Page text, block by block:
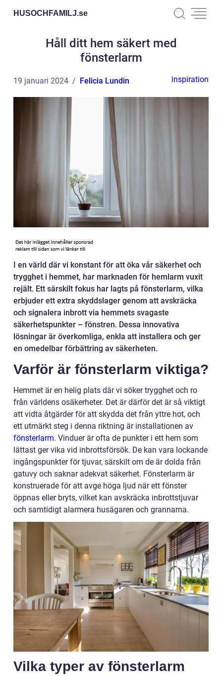
HUSOCHFAMILJ.se
Håll ditt hem säkert med
fönsterlarm
19 januari 2024 Felicia Lundin inspiration
I en värld där vi konstant för att öka vår säkerhet och
trygghet i hemmet, har marknaden för hemlarm vuxit
rejält. Ett särskilt fokus har lagts på fönsterlarm, vilka
erbjuder ett extra skyddslager genom att avskräcka
och signalera inbrott via hemmets svagaste
säkerhetspunkter – fönstren. Dessa innovativa
lösningar är överkomliga, enkla att installera och ger
en omedelbar förbättring av säkerheten.
Varför är fönsterlarm viktiga?
Hemmet är en helig plats där vi söker trygghet och ro
från världens osäkerheter. Det är därför det är så viktigt
att vidta åtgärder för att skydda det från yttre hot, och
ett utmärkt steg i denna riktning är installationen av
fönsterlarm. Vinduer är ofta de punkter i ett hem som
lättast ger vika vid inbrottsförsök. De kan vara lockande
ingångspunkter för tjuvar, särskilt om de är dolda från
gatuvy och saknar adekvat säkerhet. Fönsterlarm är
konstruerade för att avge höga ljud när ett fönster
öppnas eller bryts, vilket kan avskräcka inbrottstjuvar
och samtidigt alarmera husägaren och grannarna.
Vilka typer av fönsterlarm